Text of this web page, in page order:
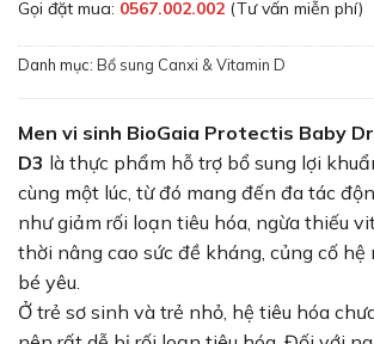
Gọi đặt mua: 0567.002.002 (Tư vấn miễn phí)
Danh mục: Bổ sung Canxi & Vitamin D
Men vi sinh BioGaia Protectis Baby
D3 là thực phẩm hỗ trợ bổ sung lợi
cùng một lúc, từ đó mang đến đa tác
như giảm rối loạn tiêu hóa, ngừa thiếu
thời nâng cao sức đề kháng, củng cố hệ
bé yêu.
Ở trẻ sơ sinh và trẻ nhỏ, hệ tiêu hóa